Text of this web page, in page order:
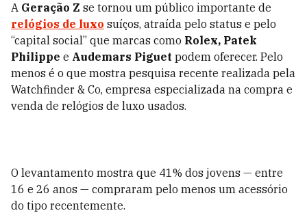
A Geração Z se tornou um público importante de
relógios de luxo suíços, atraída pelo status e pelo
“capital social” que marcas como Rolex, Patek
Philippe e Audemars Piguet podem oferecer. Pelo
menos é o que mostra pesquisa recente realizada pela
Watchfinder & Co, empresa especializada na compra e
venda de relógios de luxo usados.
O levantamento mostra que 41% dos jovens — entre
16 e 26 anos — compraram pelo menos um acessório
do tipo recentemente.